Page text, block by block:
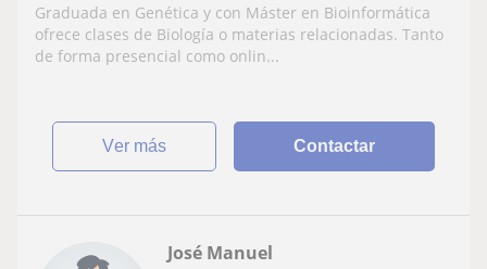
Graduada en Genética y con Máster en Bioinformática
ofrece clases de Biología o materias relacionadas. Tanto
de forma presencial como onlin...
ver más Contactar
José Manuel